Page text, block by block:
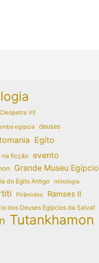
Cleópatra VII
egípcia deuses
Egito
na ficção evento
Grande Museu Egípcio
do Egito Antigo mitologia
Pirâmides Ramses II
dos Deuses Egípcios da Salvat
Tutankhamon